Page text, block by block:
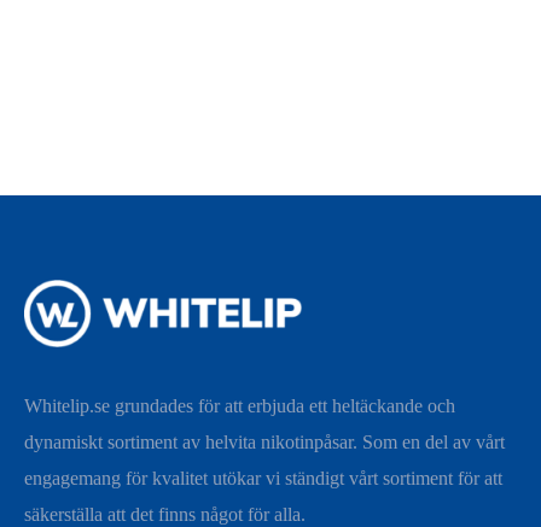
Whitelip.se grundades för att erbjuda ett heltäckande och
dynamiskt sortiment av helvita nikotinpåsar. Som en del av vårt
engagemang för kvalitet utökar vi ständigt vårt sortiment för att
säkerställa att det finns något för alla.